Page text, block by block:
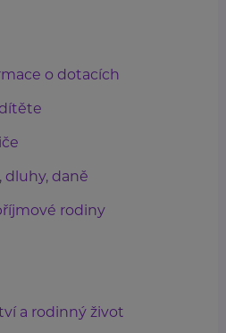
o dotacích
dluhy, daně
rodiny
a rodinný život